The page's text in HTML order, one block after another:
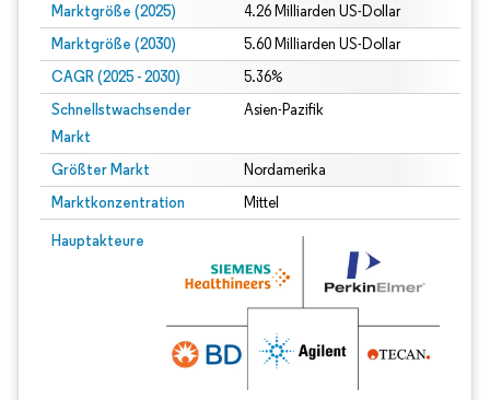
Marktgröße (2025) 4.26 Milliarden US-Dollar
Marktgröße (2030) 5.60 Milliarden US-Dollar
CAGR (2025 - 2030) 5.36%
Schnellstwachsender
Markt
Asien-Pazifik
Größter Markt Nordamerika
Marktkonzentration Mittel
Hauptakteure